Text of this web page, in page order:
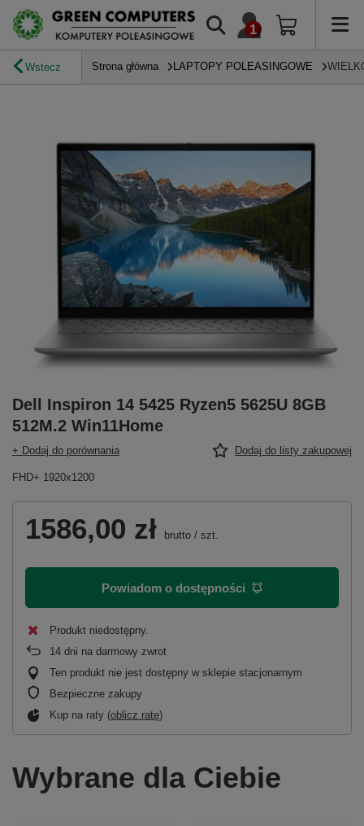
Wstecz Strona główna LAPTOPY POLEASINGOWE
Dell Inspiron 14 5425 Ryzen5 5625U 8GB
512M.2 Win11Home
+ Dodaj do porównania Dodaj do listy zakupowej
FHD+ 1920x1200
1586,00 zł brutto / szt.
Powiadom o dostępności
Produkt niedostępny
14 dni na darmowy zwrot
Ten produkt nie jest dostępny w sklepie stacjonarnym
Bezpieczne zakupy
Kup na raty (oblicz ratę)
Wybrane dla Ciebie